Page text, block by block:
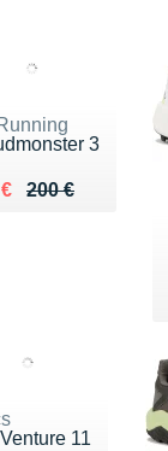
3
200 €
de 200 €
148 €
11